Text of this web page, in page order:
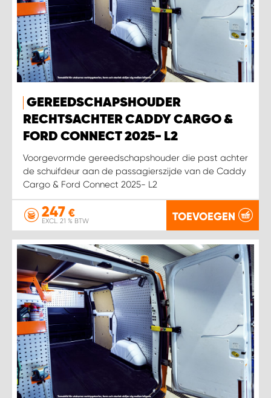
GEREEDSCHAPSHOUDER
RECHTSACHTER CADDY CARGO &
FORD CONNECT 2025- L2
Voorgevormde gereedschapshouder die past achter
de schuifdeur aan de passagierszijde van de Caddy
Cargo & Ford Connect 2025- L2
247 €
EXCL. 21 % BTW TOEVOEGEN
WORK SYSTEM RIDDERKERK
WORK SYSTEM SIMPELVELD
WORK SYSTEM WILLEMSTAD
WORK SYSTEM ZIERIKZEE
WORK SYSTEM ZWARTEBROEK